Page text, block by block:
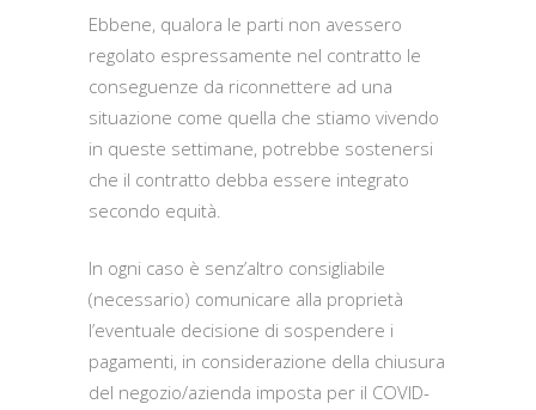
Ebbene, qualora le parti non avessero
regolato espressamente nel contratto le
conseguenze da riconnettere ad una
situazione come quella che stiamo vivendo
in queste settimane, potrebbe sostenersi
che il contratto debba essere integrato
secondo equità.
In ogni caso è senz’altro consigliabile
(necessario) comunicare alla proprietà
l’eventuale decisione di sospendere i
pagamenti, in considerazione della chiusura
del negozio/azienda imposta per il COVID-